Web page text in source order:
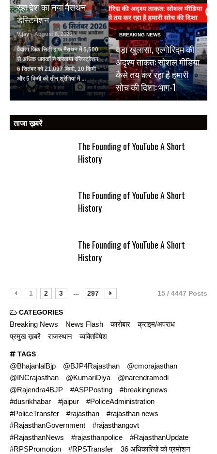
रहा देश का नया मैराथन
डेस्टिनेशन
Vijay - August 8, 2026
वेदांता जिंक सिटी हाफ मैराथन में 5,500
से अधिक धावकों ने करवाया रजिस्ट्रेशन
6 सितंबर को 21.097 किमी, 10 किमी
और 5 किमी की तीन श्रेणियां में ...
Read More
BREAKING NEWS
बड़ा खुलासा, एल्गोरिद्म की
अदृश्य ताकत: सोशल मीडिया
कैसे तय कर रहा है हमारी
सोच की दिशा: भाग-1
ताजा ख़बरें
The Founding of YouTube A Short
History
The Founding of YouTube A Short
History
The Founding of YouTube A Short
History
1 2 3 ... 297 15 / 4447 Posts
CATEGORIES
Breaking News News Flash कारोबार
क्राइम/अपराध
प्रमुख ख़बरें
राजस्थान व्यक्तिविषेश
TAGS
@BhajanlalBjp @BJP4Rajasthan
@cmorajasthan
@INCrajasthan
@KumariDiya
@narendramodi
@Rajendra4BJP
#ASPPosting
#breakingnews
#dusrikhabar
#jaipur
#PoliceAdministration
#PoliceTransfer
#rajasthan
#rajasthan news
#RajasthanGovernment
#rajasthangovt
#RajasthanNews
#rajasthanpolice
#RajasthanUpdate
#RPSPromotion
#RPSTransfer
36 अधिकारियों को प्रमोशन